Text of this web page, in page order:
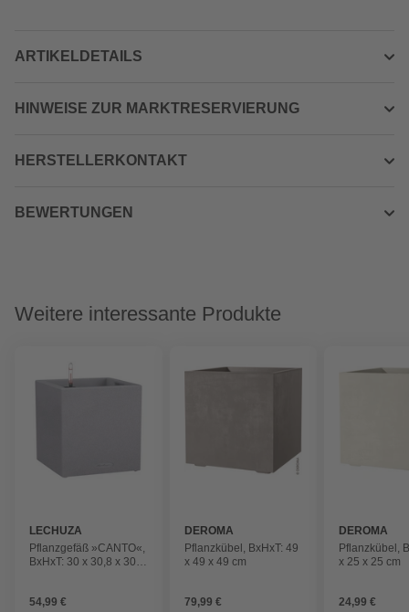
ARTIKELDETAILS
HINWEISE ZUR MARKTRESERVIERUNG
HERSTELLERKONTAKT
BEWERTUNGEN
Weitere interessante Produkte
LECHUZA
Pflanzgefäß »CANTO«,
BxHxT: 30 x 30,8 x 30,5
54,99 €
DEROMA
Pflanzkübel, BxHxT: 49
x 49 x 49 cm
79,99 €
DEROMA
Pflanzkübel,
x 25 x 25 cm
24,99 €